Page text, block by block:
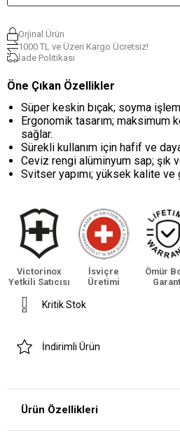
Orjinal Ürün
1000 TL ve Üzeri Kargo Ücretsiz!
İade Politikası
Öne Çıkan Özellikler
Süper keskin bıçak; soyma
Ergonomik tasarım; maksimum
sağlar.
Sürekli kullanım için hafif ve
Ceviz rengi alüminyum sap; şık
Svitser yapımı; yüksek kalite ve
Victorinox
Yetkili Satıcısı
İsviçre
Üretimi
Ömür
Kritik Stok
İndirimli Ürün
Ürün Özellikleri